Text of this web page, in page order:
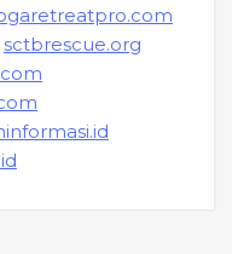
sctbrescue.org